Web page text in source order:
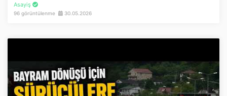
Asayiş
96 görüntülenme 30.05.2026